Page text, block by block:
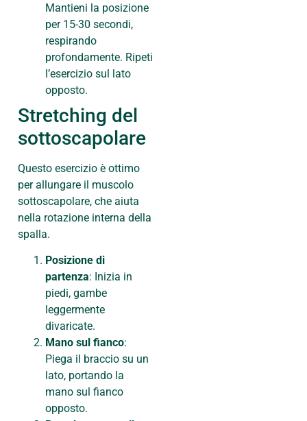
Mantieni la posizione
per 15-30 secondi,
respirando
profondamente. Ripeti
l’esercizio sul lato
opposto.
Stretching del
sottoscapolare
Questo esercizio è ottimo
per allungare il muscolo
sottoscapolare, che aiuta
nella rotazione interna della
spalla.
Posizione di
partenza: Inizia in
piedi, gambe
leggermente
divaricate.
Mano sul fianco:
Piega il braccio su un
lato, portando la
mano sul fianco
opposto.